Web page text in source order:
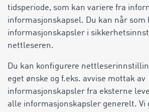
tidsperiode, som kan variere fra
informasjonskapsel. Du kan når som
informasjonskapsler i
nettleseren.
Du kan konfigurere
eget ønske og f.eks. avvise mottak av
informasjonskapsler fra eksterne
alle informasjonskapsler generelt. Vi